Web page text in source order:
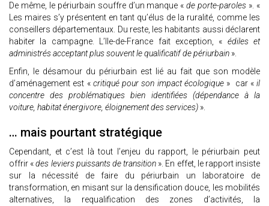
De même, le périurbain souffre d’un manque « de porte-paroles ». «
Les maires s’y présentent en tant qu’élus de la ruralité, comme les
conseillers départementaux. Du reste, les habitants aussi déclarent
habiter la campagne. L’Ile-de-France fait exception, « édiles et
administrés acceptant plus souvent le qualificatif de périurbain ».
Enfin, le désamour du périurbain est lié au fait que son modèle
d’aménagement est «critiqué pour son impact écologique» car «il
concentre des problématiques bien identifiées (dépendance à la
voiture, habitat énergivore, éloignement des services) ».
… mais pourtant stratégique
Cependant, et c’est là tout l’enjeu du rapport, le périurbain peut
offrir «des leviers puissants de transition ». En effet, le rapport insiste
sur la nécessité de faire du périurbain un laboratoire de
transformation, en misant sur la densification douce, les mobilités
alternatives, la requalification des zones d’activités, la